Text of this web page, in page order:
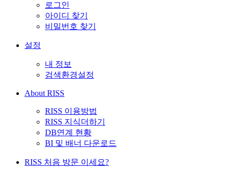
로그인
아이디 찾기
비밀번호 찾기
설정
내 정보
검색환경설정
About RISS
RISS 이용방법
RISS 지식더하기
DB연계 현황
BI 및 배너 다운로드
RISS 처음 방문 이세요?